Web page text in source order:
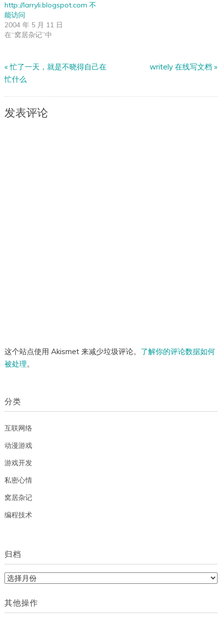
http://larryli.blogspot.com 不
能访问
2004 年 5 月 11 日
在“窝居杂记”中
«忙了一天，就是不晓得自己在
忙什么
writely 在线写文档 »
发表评论
这个站点使用 Akismet 来减少垃圾评论。 了解你的评论数据如何
被处理。
分类
互联网络
动漫游戏
游戏开发
私密心情
窝居杂记
编程技术
归档
归
其他操作